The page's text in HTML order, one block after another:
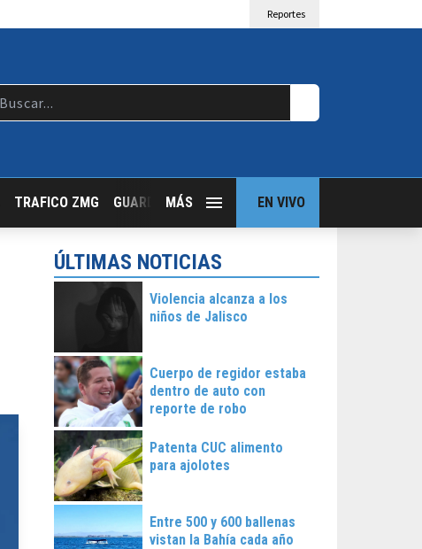
Reportes
TRAFICO ZMG GUARDIA NOCTURNA GUADALAJARA FOLLOW
MÁS EN VIVO
ÚLTIMAS NOTICIAS
Violencia alcanza a los
niños de Jalisco
Cuerpo de regidor estaba
dentro de auto con
reporte de robo
Patenta CUC alimento
para ajolotes
Entre 500 y 600 ballenas
vistan la Bahía cada año